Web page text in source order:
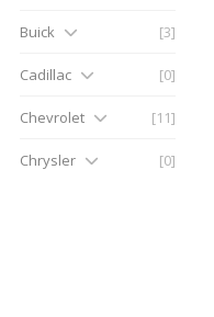
Buick [3]
Cadillac [0]
Chevrolet [11]
Chrysler [0]